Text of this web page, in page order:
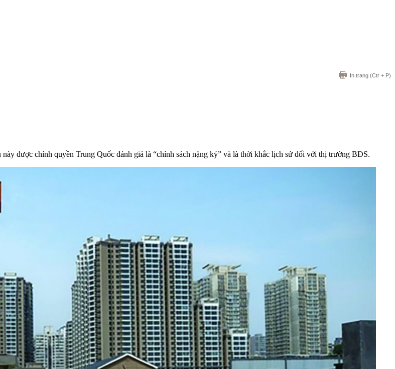
In trang (Ctr + P)
được chính quyền Trung Quốc đánh giá là “chính sách nặng ký” và là thời khắc lịch sử đối với thị trường BĐS.